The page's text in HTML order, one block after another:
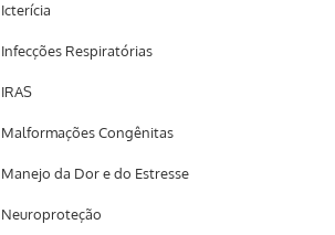
Icterícia
Infecções Respiratórias
IRAS
Malformações Congênitas
Manejo da Dor e do Estresse
Neuroproteção